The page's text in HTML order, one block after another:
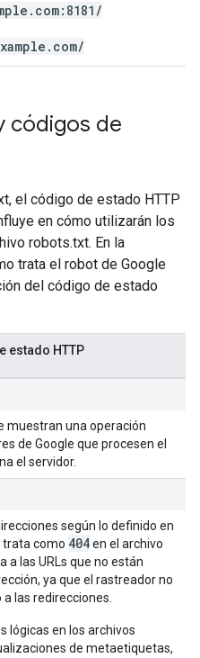
códigos de
el código de estado HTTP
en cómo utilizarán los
robots.txt. En la
trata el robot de Google
del código de estado
estado HTTP
muestran una operación
de Google que procesen el
el servidor.
según lo definido en
trata como 404en el archivo
a las URLs que no están
ya que el rastreador no
las redirecciones.
lógicas en los archivos
de metaetiquetas,